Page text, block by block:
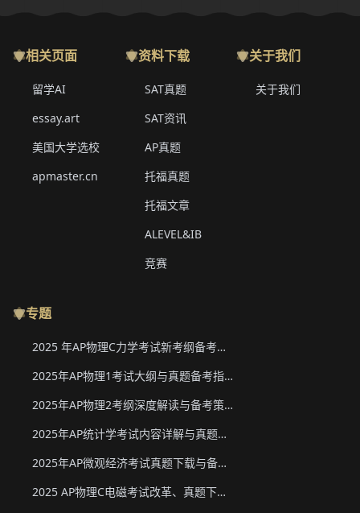
相关页面
留学AI
essay.art
美国大学选校
apmaster.cn
资料下载
SAT真题
SAT资讯
AP真题
托福真题
托福文章
ALEVEL&IB
竞赛
关于我们
关于我们
专题
2025 年AP物理C力学考试新考纲备考要点与真题下载
2025年AP物理1考试大纲与真题备考指南
2025年AP物理2考纲深度解读与备考策略
2025年AP统计学考试内容详解与真题教材下载
2025年AP微观经济考试真题下载与备考要点
2025 AP物理C电磁考试改革、真题下载与备考要点